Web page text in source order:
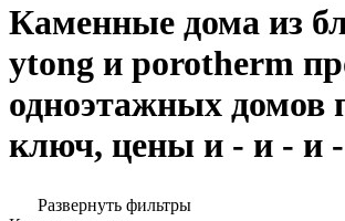
Каменные дома из
ytong и porotherm
одноэтажных домов
ключ, цены и - и - и -
Развернуть фильтры